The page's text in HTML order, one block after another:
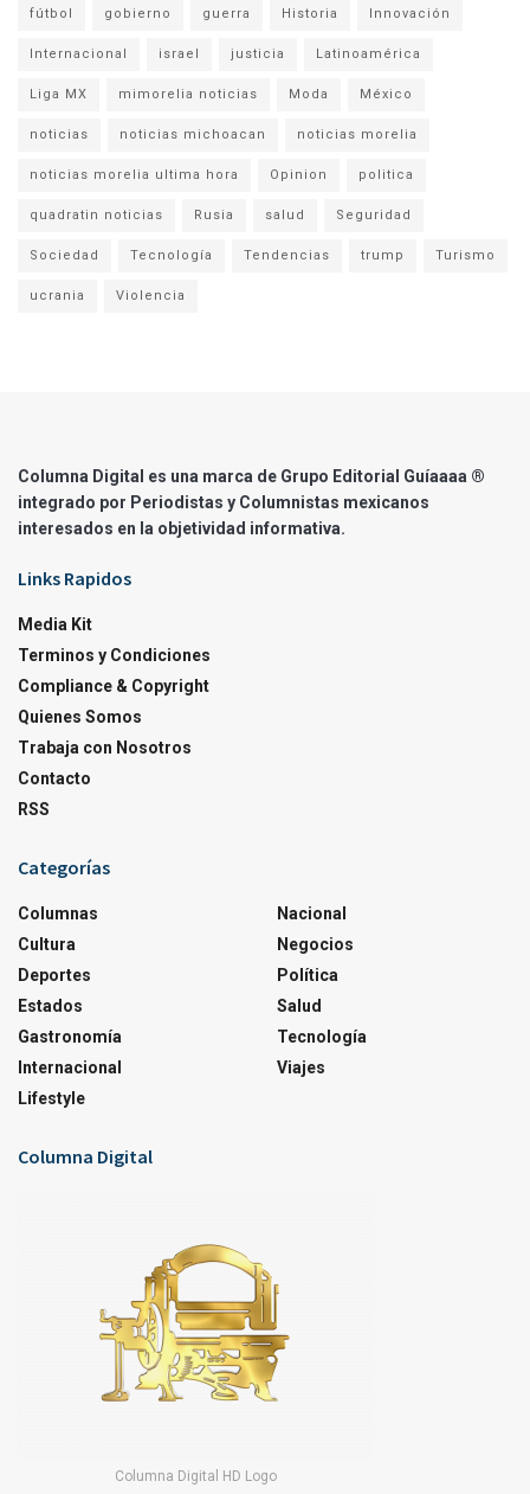
fútbol gobierno guerra Historia Innovación
Internacional israel justicia Latinoamérica
Liga MX mimorelia noticias Moda México
noticias noticias michoacan noticias morelia
noticias morelia ultima hora Opinion politica
quadratin noticias Rusia salud Seguridad
Sociedad Tecnología Tendencias trump Turismo
ucrania Violencia
Columna Digital es una marca de Grupo Editorial Guíaaaa ®
integrado por Periodistas y Columnistas mexicanos
interesados en la objetividad informativa.
Links Rapidos
Media Kit
Terminos y Condiciones
Compliance & Copyright
Quienes Somos
Trabaja con Nosotros
Contacto
RSS
Categorías
Columnas
Cultura
Deportes
Estados
Gastronomía
Internacional
Lifestyle
Nacional
Negocios
Política
Salud
Tecnología
Viajes
Columna Digital
Columna Digital HD Logo